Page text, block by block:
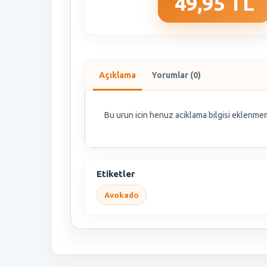
Açıklama Yorumlar (0)
Bu urun icin henuz aciklama bilgisi
Etiketler
Avokado